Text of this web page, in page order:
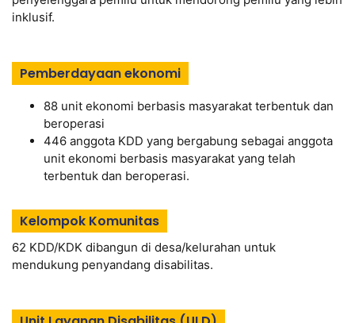
inklusif.
Pemberdayaan ekonomi
88 unit ekonomi berbasis masyarakat terbentuk dan
beroperasi
446 anggota KDD yang bergabung sebagai anggota
unit ekonomi berbasis masyarakat yang telah
terbentuk dan beroperasi.
Kelompok Komunitas
62 KDD/KDK dibangun di desa/kelurahan untuk
mendukung penyandang disabilitas.